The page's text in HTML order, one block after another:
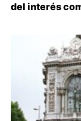
del interés